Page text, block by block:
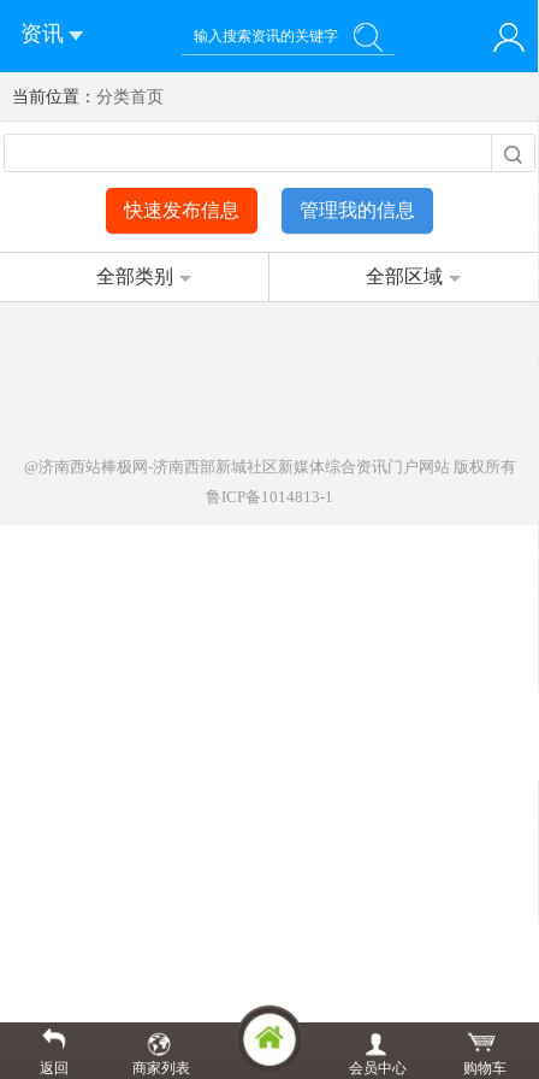
资讯
您好！欢迎来到济南西站棒极网-济南西部新城社区新媒体综
合资讯门户网站
登录 注册 微信快速登录
当前位置： 分类首页
快速发布信息 管理我的信息
全部类别 全部区域
@济南西站棒极网-济南西部新城社区新媒体综合资讯门户网站版权所有
鲁ICP备1014813-1
返回 商家列表 会员中心 购物车